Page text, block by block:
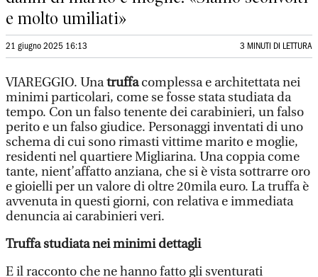
e molto umiliati»
21 giugno 2025 16:13 3 MINUTI DI LETTURA
VIAREGGIO. Unatruffacomplessa e architettata nei
minimi particolari, come se fosse stata studiata da
tempo. Con un falso tenente dei carabinieri, un falso
perito e un falso giudice. Personaggi inventati di uno
schema di cui sono rimasti vittime marito e moglie,
residenti nel quartiere Migliarina. Una coppia come
tante, nient’affatto anziana, che si è vista sottrarre oro
e gioielli per un valore di oltre 20mila euro. La truffa è
avvenuta in questi giorni, con relativa e immediata
denuncia ai carabinieri veri.
Truffa studiata nei minimi dettagli
E il racconto che ne hanno fatto gli sventurati